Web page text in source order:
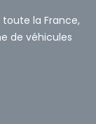
toute la France,
de véhicules